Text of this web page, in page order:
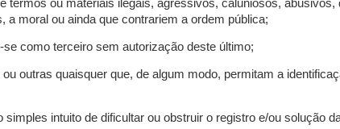
termos ou materiais ilegais, agressivos, caluniosos,
moral ou ainda que contrariem a ordem pública;
como terceiro sem autorização deste último;
outras quaisquer que, de algum modo, permitam a
intuito de dificultar ou obstruir o registro e/ou solução